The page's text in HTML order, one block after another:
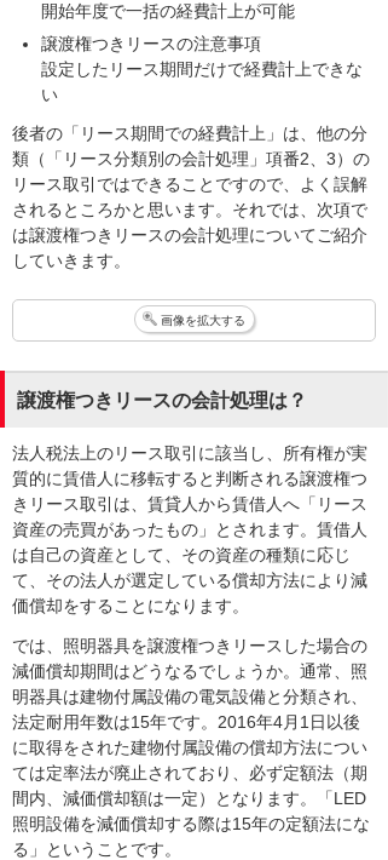
開始年度で一括の経費計上が可能
譲渡権つきリースの注意事項
設定したリース期間だけで経費計上できな
い
後者の「リース期間での経費計上」は、他の分
類（「リース分類別の会計処理」項番2、3）の
リース取引ではできることですので、よく誤解
されるところかと思います。それでは、次項で
は譲渡権つきリースの会計処理についてご紹介
していきます。
画像を拡大する
譲渡権つきリースの会計処理は？
法人税法上のリース取引に該当し、所有権が実
質的に賃借人に移転すると判断される譲渡権つ
きリース取引は、賃貸人から賃借人へ「リース
資産の売買があったもの」とされます。賃借人
は自己の資産として、その資産の種類に応じ
て、その法人が選定している償却方法により減
価償却をすることになります。
では、照明器具を譲渡権つきリースした場合の
減価償却期間はどうなるでしょうか。通常、照
明器具は建物付属設備の電気設備と分類され、
法定耐用年数は15年です。2016年4月1日以後
に取得をされた建物付属設備の償却方法につい
ては定率法が廃止されており、必ず定額法（期
間内、減価償却額は一定）となります。「LED
照明設備を減価償却する際は15年の定額法にな
る」ということです。